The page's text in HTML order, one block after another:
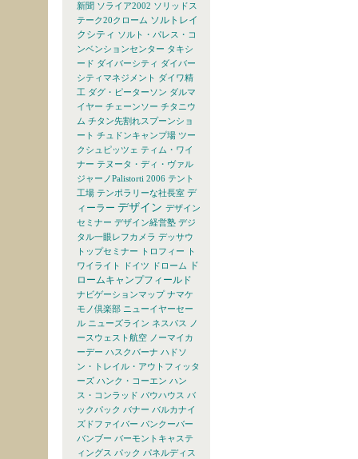
新聞 ソライア2002 ソリッドス
テーク20クローム ソルトレイ
クシティ ソルト・パレス・コ
ンベンションセンター タキシ
ード ダイバーシティ ダイバー
シティマネジメント ダイワ精
工 ダグ・ピーターソン ダルマ
イヤー チェーンソー チタニウ
ム チタン先割れスプーンショ
ート チュドンキャンプ場 ツー
クシュピッツェ ティム・ワイ
ナー テヌータ・ディ・ヴァル
ジャーノPalistorti 2006 テント
工場 テンポラリーな社長室 デ
ィーラー デザイン デザイン
セミナー デザイン経営塾 デジ
タル一眼レフカメラ デッサウ
トップセミナー
トロフィー
ト
ワイライト
ドイツ ドローム
ド
ロームキャンプフィールド
ナビゲーションマップ ナマケ
モノ倶楽部 ニューイヤーセー
ル ニューズライン ネスパス
ノ
ースウェスト航空 ノーマイカ
ーデー ハスクバーナ ハドソ
ン・トレイル・アウトフィッタ
ーズ ハンク・コーエン ハン
ス・コンラッド バウハウス バ
ックパック バナー バルカナイ
ズドファイバー バンクーバー
バンブー バーモントキャステ
ィングス パック パネルディス